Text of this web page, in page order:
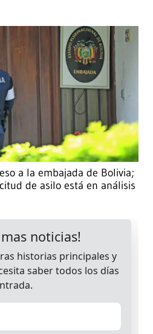
a la embajada de Bolivia;
de asilo está en análisis